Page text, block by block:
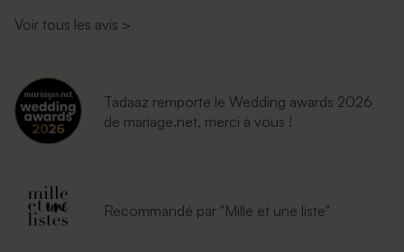
Voir tous les avis >
Tadaaz remporte le Wedding awards 2026
de mariage.net, merci à vous !
Recommandé par "Mille et une liste"